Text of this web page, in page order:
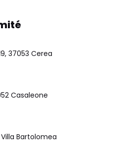
37053 Cerea
Casaleone
Bartolomea